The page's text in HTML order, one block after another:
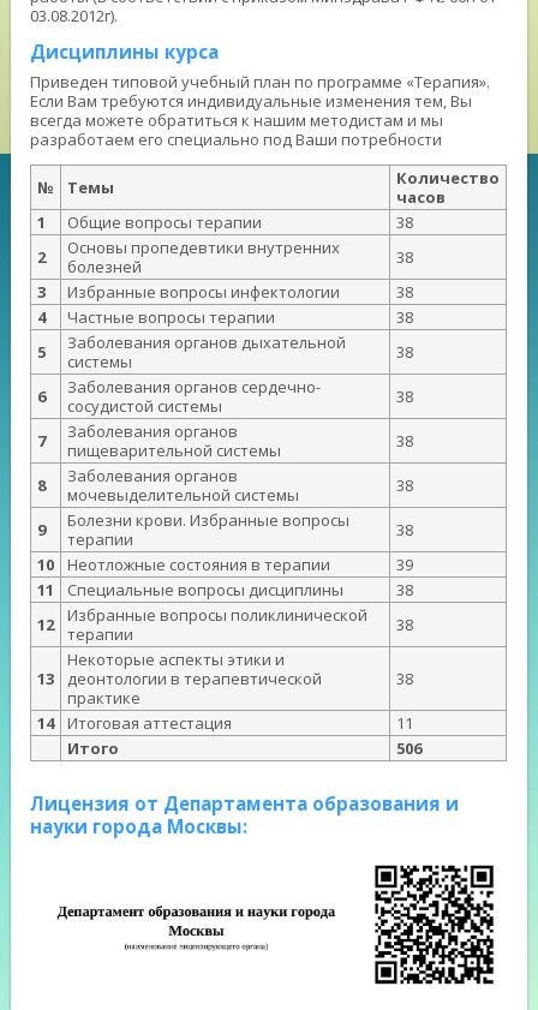
03.08.2012г).
Дисциплины курса
Приведен типовой учебный план по программе «Терапия».
Если Вам требуются индивидуальные изменения тем, Вы
всегда можете обратиться к нашим методистам и мы
разработаем его специально под Ваши потребности
№ Темы
Количество
часов
1
Общие вопросы терапии
38
2
Основы пропедевтики внутренних
болезней
38
3
Избранные вопросы инфектологии
38
4
Частные вопросы терапии
38
5
Заболевания органов дыхательной
системы
38
6
Заболевания органов сердечно-
сосудистой системы
38
7
Заболевания органов
пищеварительной системы
38
8
Заболевания органов
мочевыделительной системы
38
9
Болезни крови. Избранные вопросы
терапии
38
10
Неотложные состояния в терапии
39
11
Специальные вопросы дисциплины
38
12
Избранные вопросы поликлинической
терапии
38
13
Некоторые аспекты этики и
деонтологии в терапевтической
практике
38
14 Итоговая аттестация
11
Итого
506
Лицензия от Департамента образования и
науки города Москвы: